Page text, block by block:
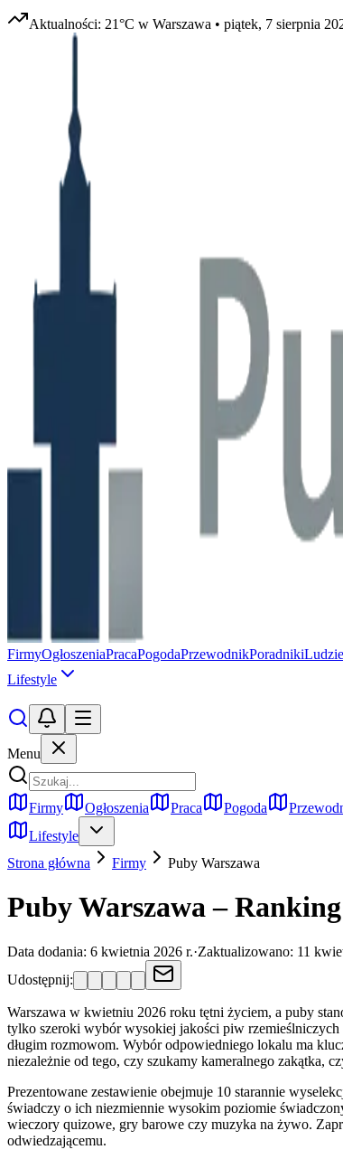
Aktualności: 21°C w Warszawa • piątek, 7 sierpnia
FirmyOgłoszeniaPracaPogodaPrzewodnikPoradnikiLudzie
Lifestyle
Menu
Firmy Ogłoszenia Praca Pogoda
Lifestyle
Strona główna
Firmy Puby Warszawa
Puby Warszawa –
Data dodania: 6 kwietnia 2026 r.·Zaktualizowano: 11
Udostępnij:
Warszawa w kwietniu 2026 roku tętni życiem, a puby
tylko szeroki wybór wysokiej jakości piw rzemieślniczych
długim rozmowom. Wybór odpowiedniego lokalu ma
niezależnie od tego, czy szukamy kameralnego zakątka,
Prezentowane zestawienie obejmuje 10 starannie
świadczy o ich niezmiennie wysokim poziomie
wieczory quizowe, gry barowe czy muzyka na żywo.
odwiedzającemu.